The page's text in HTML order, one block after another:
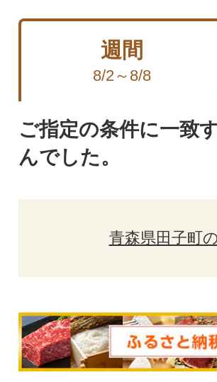
週間
8/2～8/8
ご指定の条件に一致
んでした。
青森県田子町